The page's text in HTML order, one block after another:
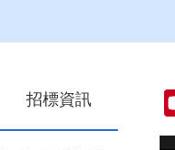
名職類及期程說明
招標資訊